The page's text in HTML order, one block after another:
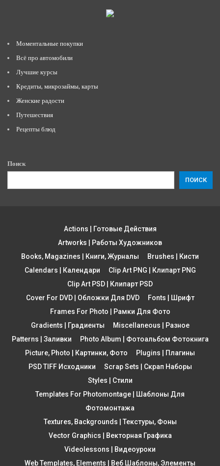
Моментальные покупки
Всё про автомобили
Лучшие курсы
Кредиты, микрозаймы, карты
Женские радости
Путешествия
Рецепты блюд
Поиск
ПОИСК
Actions | Готовые Действия
Artworks | Работы Художников
Books, Magazines | Книги, Журналы
Brushes | Кисти
Calendars | Календари
Clip Art PNG | Клипарт PNG
Clip Art PSD | Клипарт PSD
Cover For DVD | Обложки Для DVD
Fonts | Шрифт
Frames For Photo | Рамки Для Фото
Gradients | Градиенты
Miscellaneous | Разное
Patterns | Заливки
Photo Album | Фотоальбом Фотокнига
Picture, Photo | Картинки, Фото
Plugins | Плагины
PSD TIFF Исходники
Scrap Sets | Скрап Наборы
Styles | Стили
Templates For Photomontage | Шаблоны Для
Фотомонтажа
Textures, Backgrounds | Текстуры, Фоны
Vector Graphics | Векторная Графика
Videolessons | Видеоуроки
Web Templates, Elements | Веб Шаблоны, Элементы